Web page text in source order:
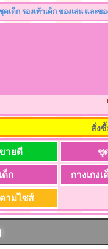
เด็ก รองเท้าเด็ก ของเล่น และ
สั่ง
ายดี ชุ
ด็ก กางเกง
ามไซส์